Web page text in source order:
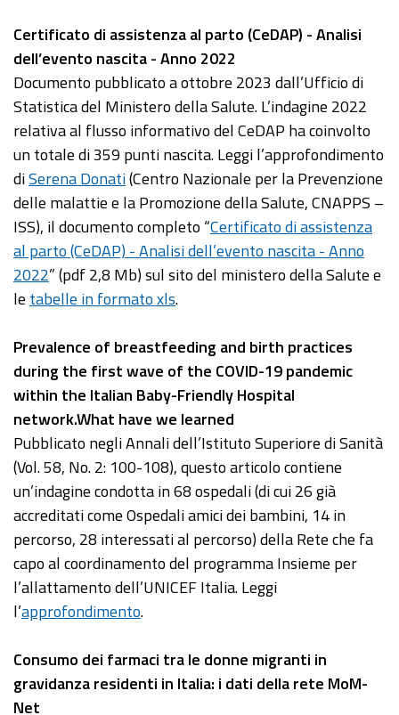
Certificato di assistenza al parto (CeDAP) - Analisi
dell’evento nascita - Anno 2022
Documento pubblicato a ottobre 2023 dall’Ufficio di
Statistica del Ministero della Salute. L’indagine 2022
relativa al flusso informativo del CeDAP ha coinvolto
un totale di 359 punti nascita. Leggi l’approfondimento
diSerena Donati(Centro Nazionale per la Prevenzione
delle malattie e la Promozione della Salute, CNAPPS –
ISS), il documento completo “Certificato di assistenza
al parto (CeDAP) - Analisi dell’evento nascita - Anno
2022” (pdf 2,8 Mb) sul sito del ministero della Salute e
le tabelle in formato xls.
Prevalence of breastfeeding and birth practices
during the first wave of the COVID-19 pandemic
within the Italian Baby-Friendly Hospital
network.What have we learned
Pubblicato negli Annali dell’Istituto Superiore di Sanità
(Vol. 58, No. 2: 100-108), questo articolo contiene
un’indagine condotta in 68 ospedali (di cui 26 già
accreditati come Ospedali amici dei bambini, 14 in
percorso, 28 interessati al percorso) della Rete che fa
capo al coordinamento del programma Insieme per
l’allattamento dell’UNICEF Italia. Leggi
l’approfondimento.
Consumo dei farmaci tra le donne migranti in
gravidanza residenti in Italia: i dati della rete MoM-
Net